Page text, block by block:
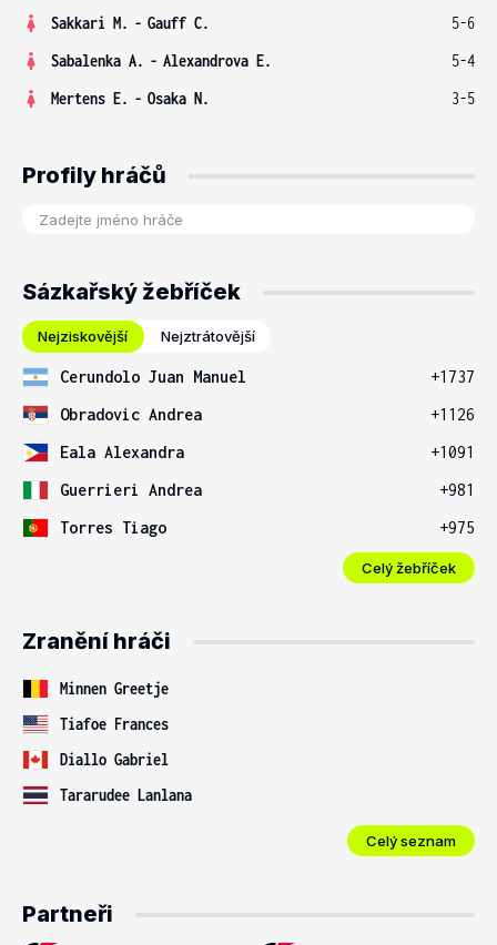
Sakkari M. - Gauff C.
5-6
Sabalenka A. - Alexandrova E.
5-4
Mertens E. - Osaka N. 3-5
Profily hráčů
Sázkařský žebříček
Nejziskovější Nejztrátovější
Cerundolo Juan Manuel
+1737
Obradovic Andrea
+1126
Eala Alexandra
+1091
Guerrieri Andrea
+981
Torres Tiago
+975
Celý žebříček
Zranění hráči
Minnen Greetje
Tiafoe Frances
Diallo Gabriel
Tararudee Lanlana
Celý seznam
Partneři